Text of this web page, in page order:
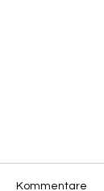
Kommentare